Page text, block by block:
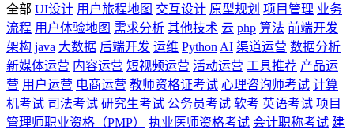
全部 UI设计 用户旅程地图 交互设计 原型规划 项目管理 业务
流程 用户体验地图 需求分析 其他技术 云 php 算法 前端开发
架构 java 大数据 后端开发 运维 Python AI 渠道运营 数据分析
新媒体运营 内容运营 短视频运营 活动运营 工具推荐 产品运
营 用户运营 电商运营 教师资格证考试 心理咨询师考试 计算
机考试 司法考试 研究生考试 公务员考试 软考 英语考试 项目
管理师职业资格（PMP）
执业医师资格考试 会计职称考试 建